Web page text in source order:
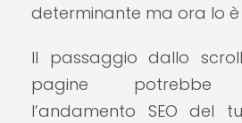
determinante ma ora lo è
Il passaggio dallo
pagine potrebbe
l’andamento SEO del